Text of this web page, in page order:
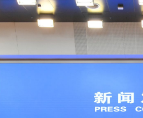
丨孕婦羊水破裂即將臨盆 正遇
涌巴士撞電單車 巴士司機涉危駕被
片丨清淡不等於吃素！ 清淡飲食正